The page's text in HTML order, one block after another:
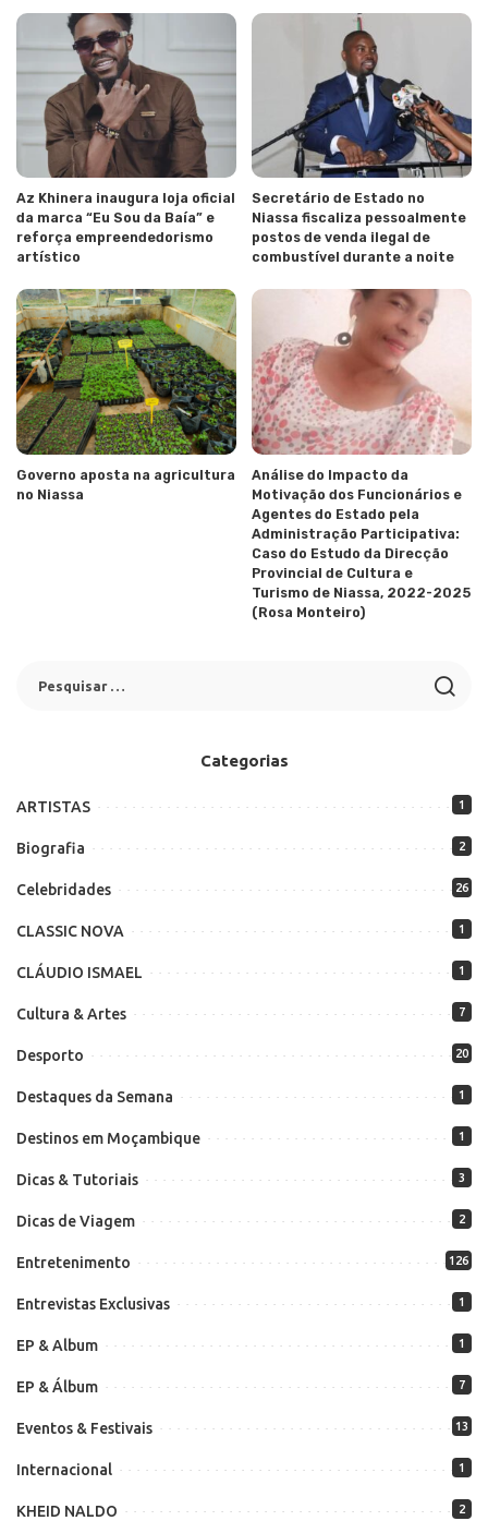
Az Khinera inaugura loja oficial
da marca “Eu Sou da Baía” e
reforça empreendedorismo
artístico
Secretário de Estado no
Niassa fiscaliza pessoalmente
postos de venda ilegal de
combustível durante a noite
Governo aposta na agricultura
no Niassa
Análise do Impacto da
Motivação dos Funcionários e
Agentes do Estado pela
Administração Participativa:
Caso do Estudo da Direcção
Provincial de Cultura e
Turismo de Niassa, 2022-2025
(Rosa Monteiro)
Categorias
ARTISTAS 1
Biografia 2
Celebridades 26
CLASSIC NOVA 1
CLÁUDIO ISMAEL 1
Cultura & Artes 7
Desporto 20
Destaques da Semana 1
Destinos em Moçambique 1
Dicas & Tutoriais 3
Dicas de Viagem 2
Entretenimento 126
Entrevistas Exclusivas 1
EP & Album 1
EP & Álbum 7
Eventos & Festivais 13
Internacional 1
KHEID NALDO 2